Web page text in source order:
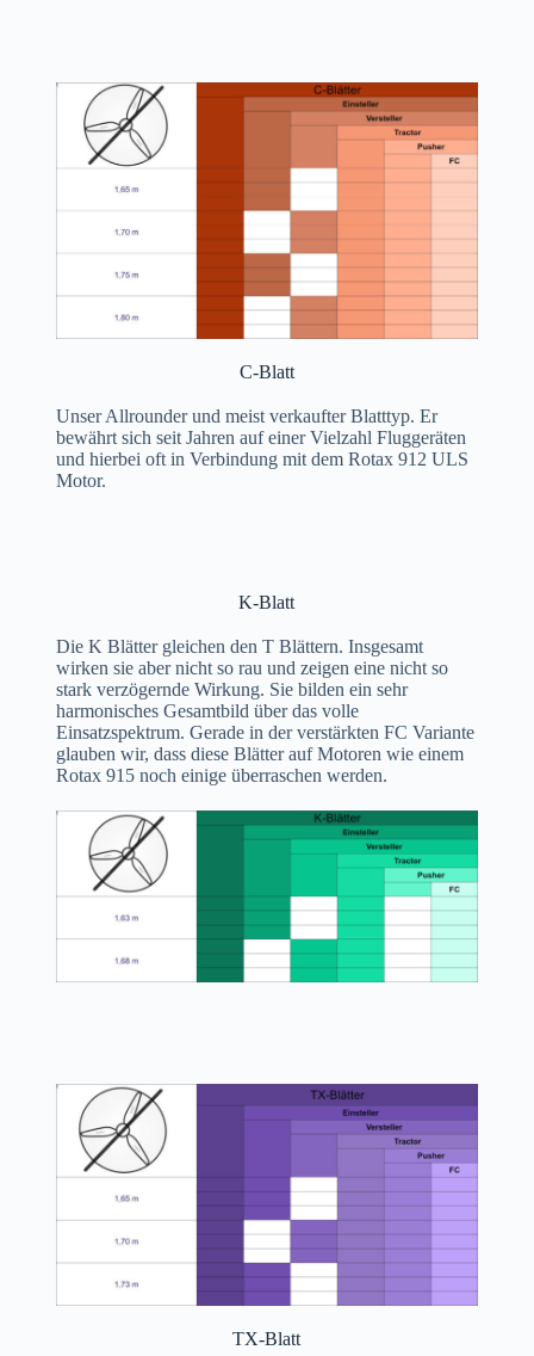
C-Blatt
Unser Allrounder und meist verkaufter Blatttyp. Er
bewährt sich seit Jahren auf einer Vielzahl Fluggeräten
und hierbei oft in Verbindung mit dem Rotax 912 ULS
Motor.
K-Blatt
Die K Blätter gleichen den T Blättern. Insgesamt
wirken sie aber nicht so rau und zeigen eine nicht so
stark verzögernde Wirkung. Sie bilden ein sehr
harmonisches Gesamtbild über das volle
Einsatzspektrum. Gerade in der verstärkten FC Variante
glauben wir, dass diese Blätter auf Motoren wie einem
Rotax 915 noch einige überraschen werden.
TX-Blatt